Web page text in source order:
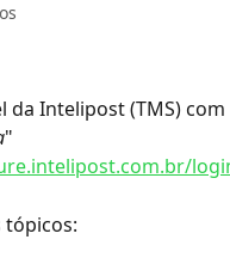
da Intelipost (TMS)
"
tópicos: